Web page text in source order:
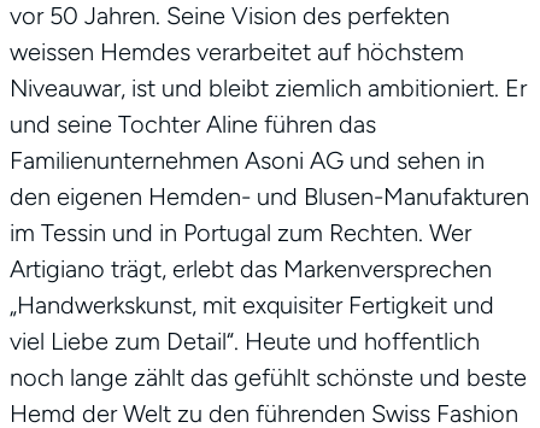
vor 50 Jahren. Seine Vision des perfekten
weissen Hemdes verarbeitet auf höchstem
Niveauwar, ist und bleibt ziemlich ambitioniert. Er
und seine Tochter Aline führen das
Familienunternehmen Asoni AG und sehen in
den eigenen Hemden- und Blusen-Manufakturen
im Tessin und in Portugal zum Rechten. Wer
Artigiano trägt, erlebt das Markenversprechen
„Handwerkskunst, mit exquisiter Fertigkeit und
viel Liebe zum Detail“. Heute und hoffentlich
noch lange zählt das gefühlt schönste und beste
Hemd der Welt zu den führenden Swiss Fashion